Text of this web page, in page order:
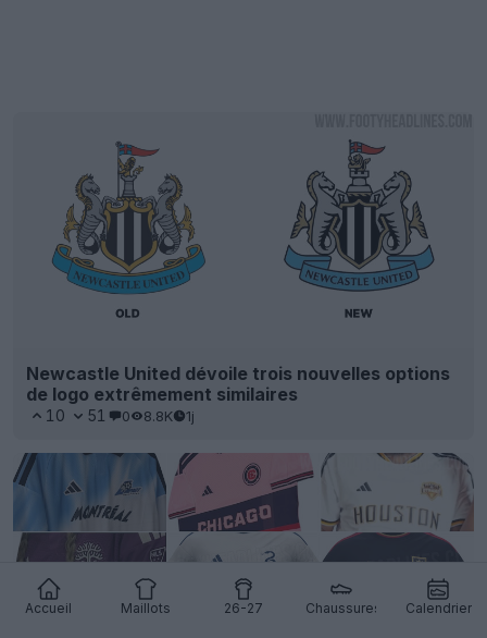
Accueil Maillots 26-27 Chaussures Calendrier
Newcastle United dévoile trois nouvelles options
de logo extrêmement similaires
10 51 0 8.8K 1j